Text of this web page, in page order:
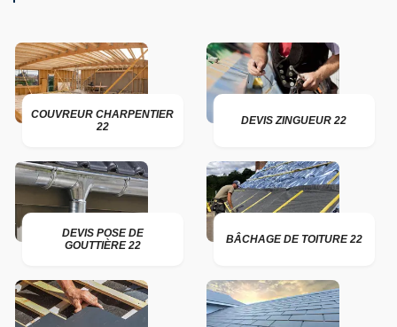
COUVREUR CHARPENTIER
22
DEVIS ZINGUEUR 22
DEVIS POSE DE
GOUTTIÈRE 22
BÂCHAGE DE TOITURE 22